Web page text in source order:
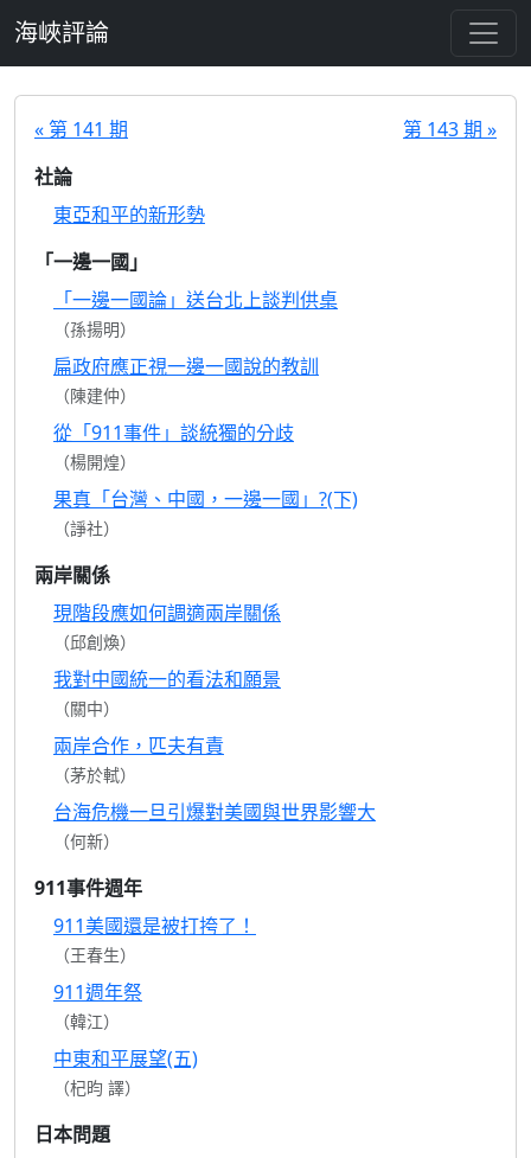
海峽評論
« 第 141 期
第 143 期 »
社論
東亞和平的新形勢
「一邊一國」
「一邊一國論」送台北上談判供桌
（孫揚明）
扁政府應正視一邊一國說的教訓
（陳建仲）
從「911事件」談統獨的分歧
（楊開煌）
果真「台灣、中國，一邊一國」?(下)
（諍社）
兩岸關係
現階段應如何調適兩岸關係
（邱創煥）
我對中國統一的看法和願景
（關中）
兩岸合作，匹夫有責
（茅於軾）
台海危機一旦引爆對美國與世界影響大
（何新）
911事件週年
911美國還是被打挎了！
（王春生）
911週年祭
（韓江）
中東和平展望(五)
（杞昀 譯）
日本問題